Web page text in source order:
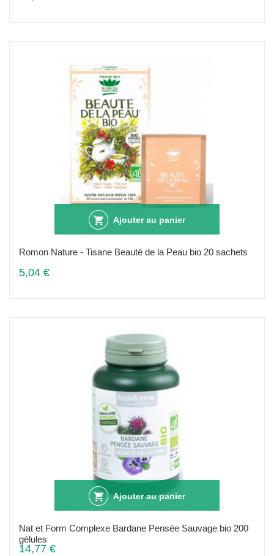
Ajouter au panier
Romon Nature - Tisane Beauté de la Peau bio 20 sachets
5,04 €
Ajouter au panier
Nat et Form Complexe Bardane Pensée Sauvage bio 200
gélules
14,77 €